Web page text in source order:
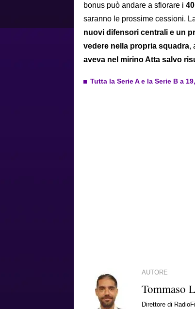
bonus può andare a sfiorare i 40
saranno le prossime cessioni.
nuovi difensori centrali e un
vedere nella propria squadra,
aveva nel mirino Atta salvo
Tutta la Serie A e la Serie B a
AUTORE
Tommaso
Direttore di